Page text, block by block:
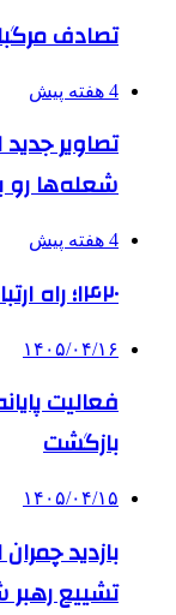
تصادف
4 هفته پیش
تصاویر
شعله‌ها
4 هفته پیش
۱۴۲۰؛ راه ارتباطی بیمه شدگان تأمین‌اجتماعی
۱۴۰۵/۰۴/۱۶
فعالیت
بازگشت
۱۴۰۵/۰۴/۱۵
بازدید
تشییع